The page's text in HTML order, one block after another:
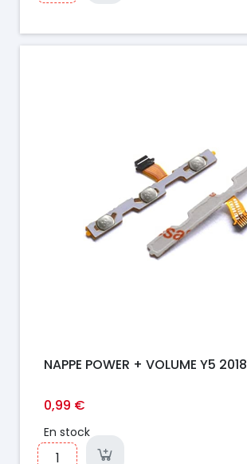
NAPPE POWER + VOLUME Y5 2018
0,99 €
En stock